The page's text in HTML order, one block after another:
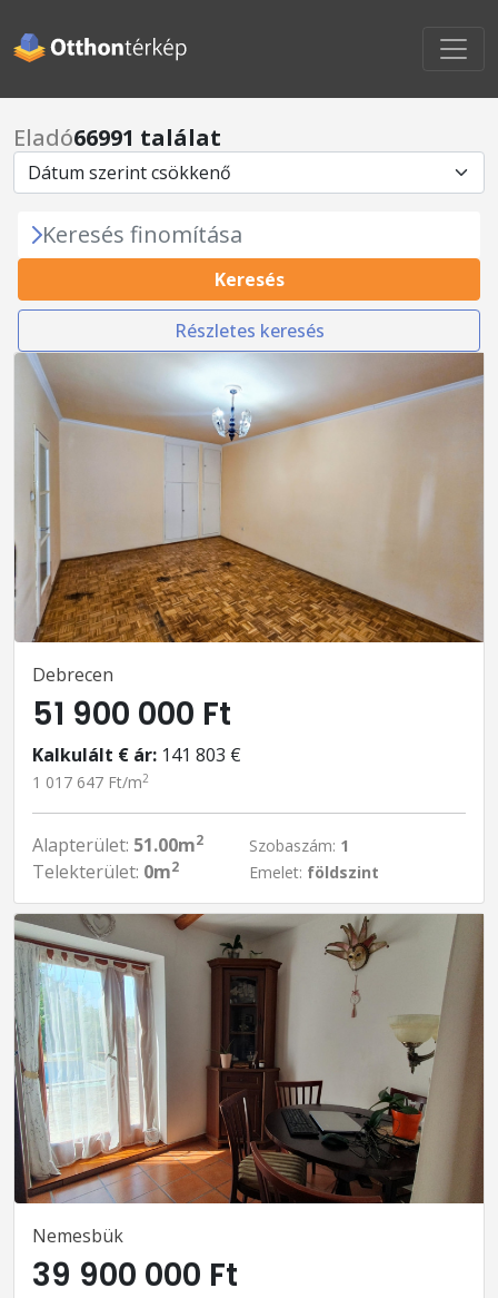
Eladó66991 találat
Keresés finomítása
Keresés
Részletes keresés
Debrecen
51 900 000 Ft
Kalkulált € ár: 141 803 €
1 017 647 Ft/m2
Alapterület: 51.00m2
Telekterület: 0m2
Szobaszám: 1
Emelet: földszint
Nemesbük
39 900 000 Ft